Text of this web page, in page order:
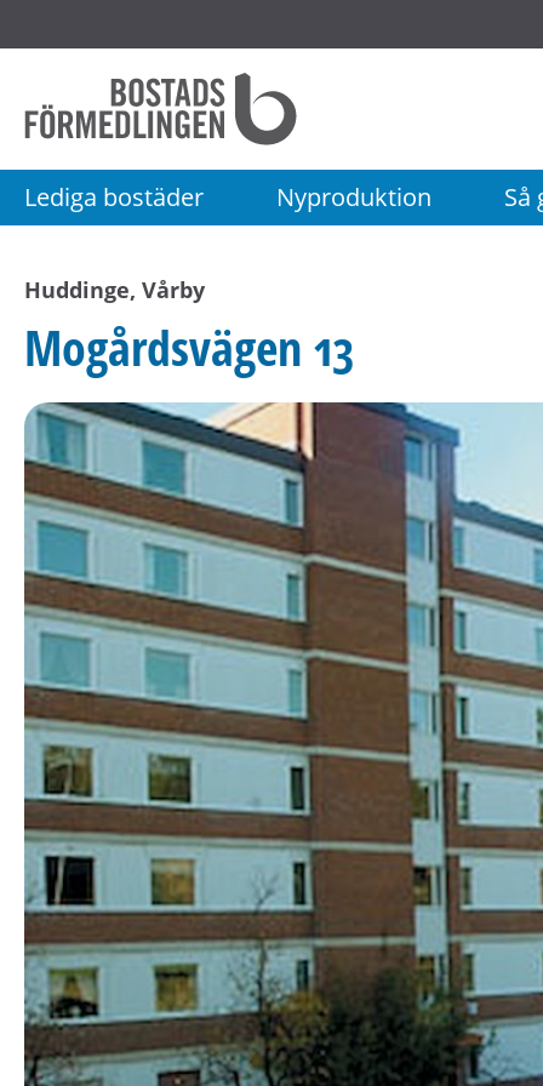
Startsida
Bostadsförmedlingen
Stockholm
AB
Lediga bostäder Nyproduktion Så
Huddinge, Vårby
Mogårdsvägen 13